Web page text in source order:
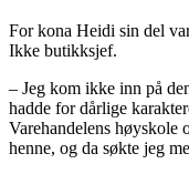
For kona Heidi sin del
Ikke butikksjef.
– Jeg kom ikke inn på
hadde for dårlige
Varehandelens høyskole
henne, og da søkte jeg